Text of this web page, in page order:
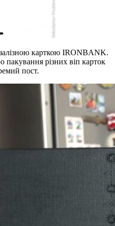
карткою IRONBANK.
різних віп карток
пост.